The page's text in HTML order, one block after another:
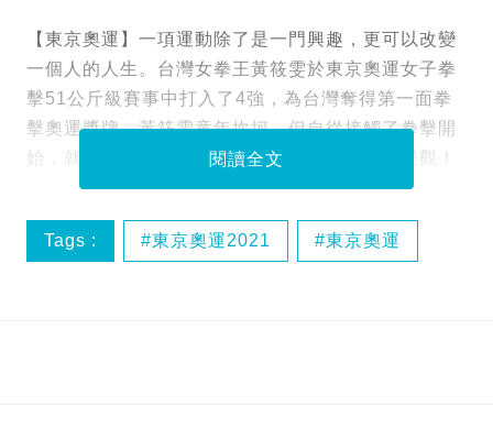
【東京奧運】一項運動除了是一門興趣，更可以改變
一個人的人生。台灣女拳王黃筱雯於東京奧運女子拳
擊51公斤級賽事中打入了4強，為台灣奪得第一面拳
擊奧運獎牌。黃筱雯童年坎坷，但自從接觸了拳擊開
始，就讓她找到了人生方向，令她變得更正面樂觀！
閱讀全文
Tags : 東京奧運2021 東京奧運